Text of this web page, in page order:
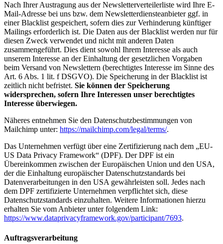
Nach Ihrer Austragung aus der Newsletterverteilerliste wird Ihre E-
Mail-Adresse bei uns bzw. dem Newsletterdiensteanbieter ggf. in
einer Blacklist gespeichert, sofern dies zur Verhinderung künftiger
Mailings erforderlich ist. Die Daten aus der Blacklist werden nur für
diesen Zweck verwendet und nicht mit anderen Daten
zusammengeführt. Dies dient sowohl Ihrem Interesse als auch
unserem Interesse an der Einhaltung der gesetzlichen Vorgaben
beim Versand von Newslettern (berechtigtes Interesse im Sinne des
Art. 6 Abs. 1 lit. f DSGVO). Die Speicherung in der Blacklist ist
zeitlich nicht befristet. Sie können der Speicherung
widersprechen, sofern Ihre Interessen unser berechtigtes
Interesse überwiegen.
Näheres entnehmen Sie den Datenschutzbestimmungen von
Mailchimp unter: https://mailchimp.com/legal/terms/.
Das Unternehmen verfügt über eine Zertifizierung nach dem „EU-
US Data Privacy Framework“ (DPF). Der DPF ist ein
Übereinkommen zwischen der Europäischen Union und den USA,
der die Einhaltung europäischer Datenschutzstandards bei
Datenverarbeitungen in den USA gewährleisten soll. Jedes nach
dem DPF zertifizierte Unternehmen verpflichtet sich, diese
Datenschutzstandards einzuhalten. Weitere Informationen hierzu
erhalten Sie vom Anbieter unter folgendem Link:
https://www.dataprivacyframework.gov/participant/7693.
Auftragsverarbeitung